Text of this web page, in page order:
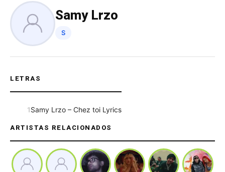
Samy Lrzo
S
LETRAS
1Samy Lrzo – Chez toi Lyrics
ARTISTAS RELACIONADOS